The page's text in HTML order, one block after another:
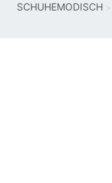
SCHUHEMODISCH